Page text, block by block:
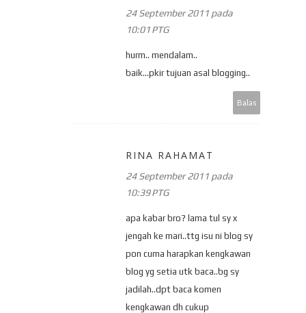
24 September 2011 pada
10:01 PTG
hurm.. mendalam..
baik...pkir tujuan asal blogging..
Balas
RINA RAHAMAT
24 September 2011 pada
10:39 PTG
apa kabar bro? lama tul sy x
jengah ke mari..ttg isu ni blog sy
pon cuma harapkan kengkawan
blog yg setia utk baca..bg sy
jadilah..dpt baca komen
kengkawan dh cukup